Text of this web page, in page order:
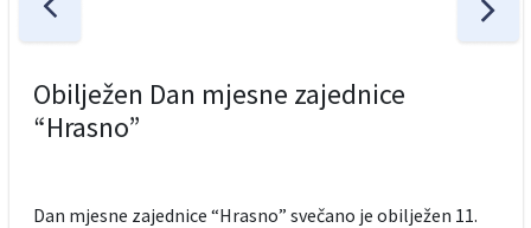
Obilježen Dan mjesne zajednice
“Hrasno”
Dan mjesne zajednice “Hrasno” svečano je obilježen 11.